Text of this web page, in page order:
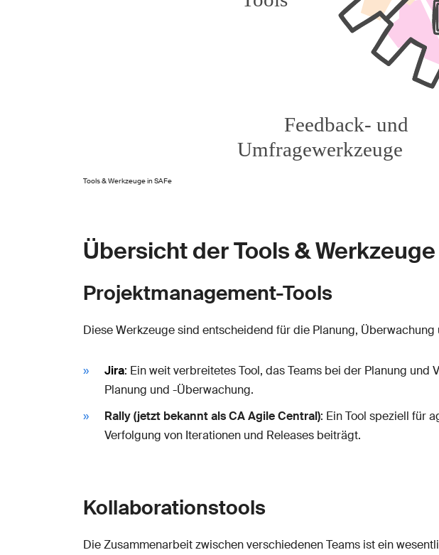
Tools & Werkzeuge in SAFe
Übersicht der Tools &
Projektmanagement-Tools
Diese Werkzeuge sind entscheidend für die Planung,
Jira: Ein weit verbreitetes Tool, das Teams bei der Planung
Planung und -Überwachung.
Rally (jetzt bekannt als CA Agile Central): Ein Tool speziell für
Verfolgung von Iterationen und Releases beiträgt.
Kollaborationstools
Die Zusammenarbeit zwischen verschiedenen Teams ist ein